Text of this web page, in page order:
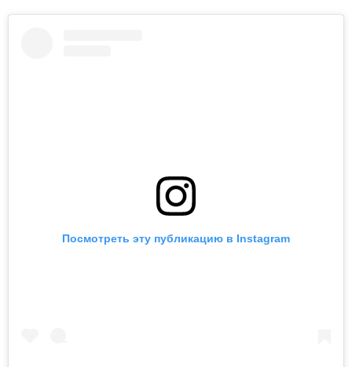
Посмотреть эту публикацию в Instagram